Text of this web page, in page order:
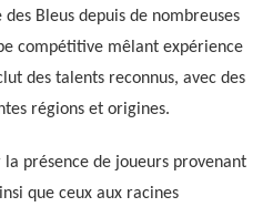
Bleus depuis de nombreuses
compétitive mêlant expérience
des talents reconnus, avec des
régions et origines.
présence de joueurs provenant
que ceux aux racines